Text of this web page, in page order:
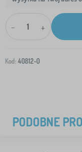
- +
Kod: 40812-0
PODOBNE